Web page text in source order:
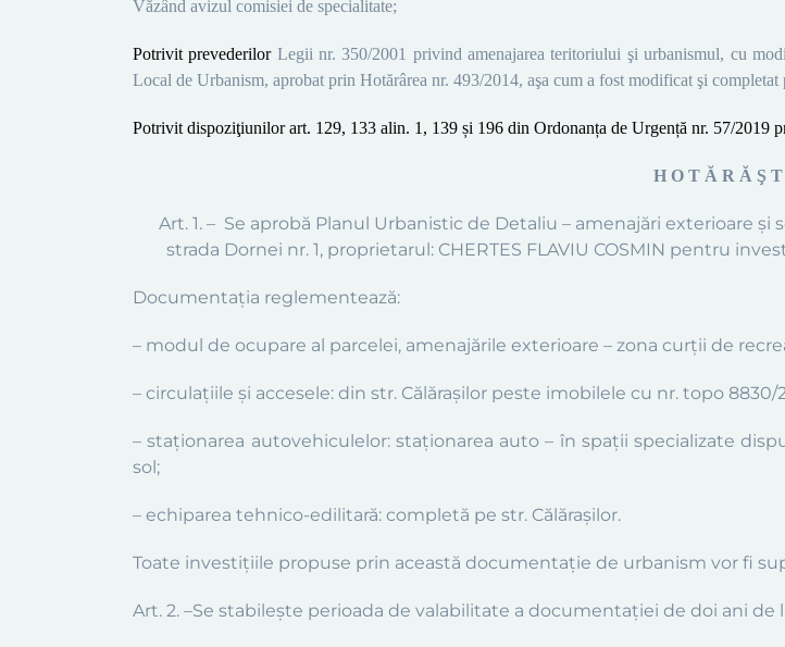
Văzând avizul comisiei de specialitate;
Potrivit prevederilorLegii nr. 350/2001 privind amenajarea teritoriului şi urbanismul, cu
Local de Urbanism, aprobat prin Hotărârea nr. 493/2014, aşa cum a fost modificat şi
Potrivit dispoziţiunilorart. 129, 133 alin. 1, 139 și 196 din Ordonanța de Urgență nr. 57/2019
H O T Ă R Ă Ş
Art. 1. – Se aprobă Planul Urbanistic de Detaliu – amenajări exterioare și
strada Dornei nr. 1, proprietarul: CHERTES FLAVIU COSMIN pentru
Documentaţia reglementează:
– modul de ocupare al parcelei, amenajările exterioare – zona curții de
– circulațiile și accesele: din str. Călărașilor peste imobilele cu nr. topo 8830/
–staționarea autovehiculelor: staționarea auto – în spații specializate
sol;
– echiparea tehnico-edilitară: completă pe str. Călărașilor.
Toate investiţiile propuse prin această documentaţie de urbanism vor fi
Art. 2. –Se stabileşte perioada de valabilitate a documentaţiei de doi ani de